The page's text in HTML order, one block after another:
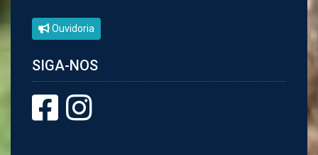
Ouvidoria
SIGA-NOS